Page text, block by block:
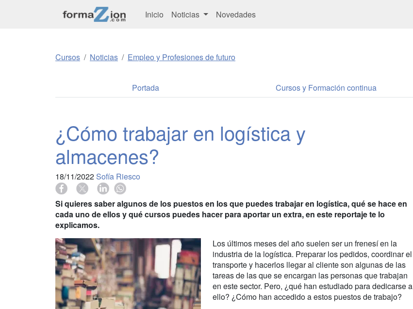
Inicio Noticias Novedades
Cursos Noticias Empleo y Profesiones de futuro
Portada Cursos y Formación continua
¿Cómo trabajar en logística y
almacenes?
18/11/2022 Sofía Riesco
Si quieres saber algunos de los puestos en los que puedes trabajar en logística, qué se hace en
cada uno de ellos y qué cursos puedes hacer para aportar un extra, en este reportaje te lo
explicamos.
Los últimos meses del año suelen ser un frenesí en la
industria de la logística. Preparar los pedidos, coordinar el
transporte y hacerlos llegar al cliente son algunas de las
tareas de las que se encargan las personas que trabajan
en este sector. Pero, ¿qué han estudiado para dedicarse a
ello? ¿Cómo han accedido a estos puestos de trabajo?